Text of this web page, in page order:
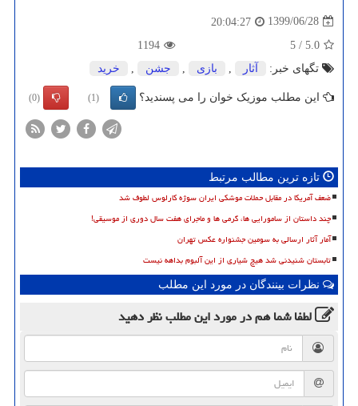
1399/06/28
20:04:27
5.0
/
5
1194
تگهای خبر:
آثار بازی جشن خرید
این مطلب موزیک خوان را می پسندید؟ (1)
(0)
تازه ترین مطالب مرتبط
ضعف آمریکا در مقابل حملات موشکی ایران سوژه کارلوس لطوف شد
چند داستان از سامورایی ها، گرمی ها و ماجرای هفت سال دوری از موسیقی!
آمار آثار ارسالی به سومین جشنواره عکس تهران
تابستان شنیدنی شد هیچ شیاری از این آلبوم بداهه نیست
نظرات بینندگان در مورد این مطلب
لطفا شما همدر مورد این مطلبنظر دهید